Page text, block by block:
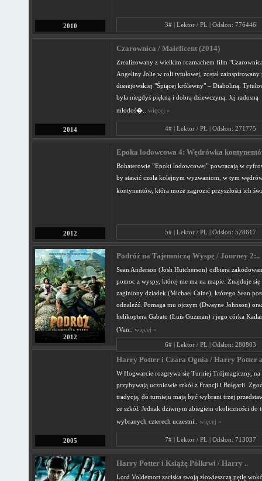
2010 3# | Lektor / PL | Odsłon: 776446
2014
Czarownica / Maleficent (2014)
Zrealizowany z wielkim rozmachem film
Angeliny Jolie w roli tytułowej, został zainspirowany
disnejowskiej "Śpiącej królewny" – Diaboliną.
była niegdyś piękną i dobrą dziewczyną. Jej radosną
młodoś�.. więcej »
4# | Lektor / PL | Odsłon: 271775
2012
Epoka lodowcowa 4: Wędrówka
Bohaterowie ”Epoki lodowcowej” powracają w
by stawić czoła kolejnym wyzwaniom, w tym
kontynentów, która może zagrozić przyszłości ich
5# | Lektor / PL | Odsłon: 528617
2012
Podróż na Tajemniczą Wyspę / Journey 2:..
Sean Anderson (Josh Hutcherson) odbiera
pomoc z wyspy, której nie ma na mapie. Znajduje się
zaginiony dziadek (Michael Caine), którego Sean
odnaleźć. Pomaga mu ojczym (Dwayne Johnson)
helikoptera Gabato (Luis Guzman) i jego córka
(Van.. więcej »
6# | Lektor / PL | Odsłon: 280803
2005
Harry Potter i Czara Ognia / Harry Potter
W Hogwarcie rozgrywa się Turniej Trójmagiczny,
przybywają uczniowie szkół z Francji i Bułgarii.
tradycją, do turnieju mają być wybrani trzej
ze szkół. Jednak dziwnym zbiegiem okoliczności do
wybranych czterech uczestni.. więcej »
7# | Lektor / PL | Odsłon: 713037
Harry Potter i Książę Półkrwi / Harry ..
Lord Voldemort zaciska swoją złowieszczą pętlę